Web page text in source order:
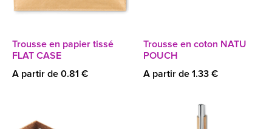
Trousse en papier tissé
FLAT CASE
A partir de 0.81 €
Trousse en coton NATU
POUCH
A partir de 1.33 €